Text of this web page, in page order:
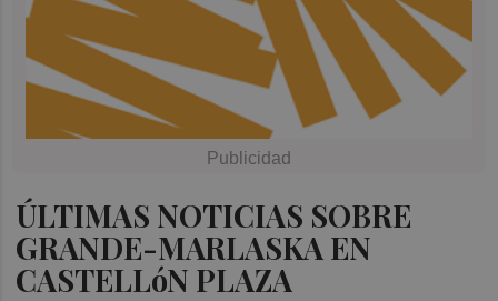
ÚLTIMAS NOTICIAS SOBRE
GRANDE-MARLASKA EN
CASTELLóN PLAZA